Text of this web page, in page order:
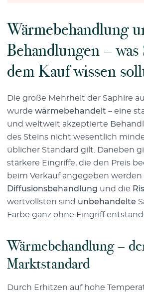
Wärmebehandlung
Behandlungen – was
dem Kauf wissen
Die große Mehrheit der Saphire
wurde wärmebehandelt – eine
und weltweit akzeptierte
des Steins nicht wesentlich
üblicher Standard gilt. Daneben
stärkere Eingriffe, die den Preis
beim Verkauf angegeben werden
Diffusionsbehandlung und die
wertvollsten sind unbehandelte
Farbe ganz ohne Eingriff
Wärmebehandlung –
Marktstandard
Durch Erhitzen auf hohe